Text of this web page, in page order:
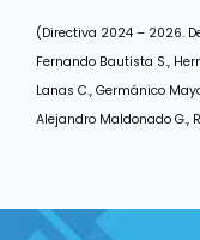
(Directiva 2024 – 2026.
Fernando Bautista S.,
Lanas C., Germánico
Alejandro Maldonado G.,